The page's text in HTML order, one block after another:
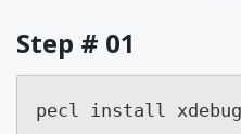
Step # 01
pecl install xdebug